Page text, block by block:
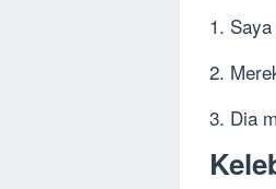
1.
2.
3. Dia